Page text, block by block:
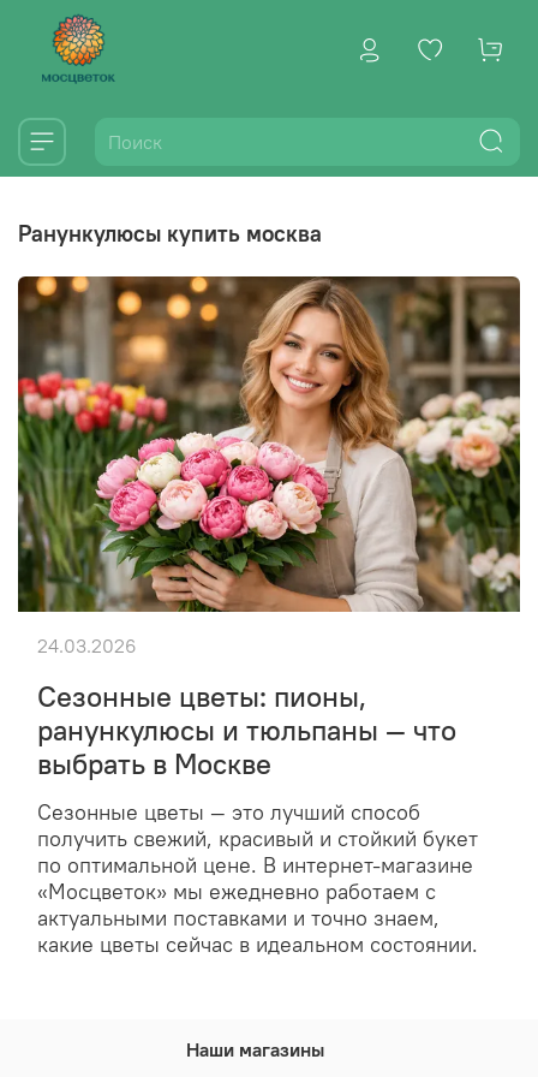
ранункулюсы купить москва
Сезонные цветы: пионы,
ранункулюсы и тюльпаны — что
выбрать в Москве
Сезонные цветы — это лучший способ
получить свежий, красивый и стойкий букет
по оптимальной цене. В интернет-магазине
«Мосцветок» мы ежедневно работаем с
актуальными поставками и точно знаем,
какие цветы сейчас в идеальном состоянии.
24.03.2026
Наши магазины